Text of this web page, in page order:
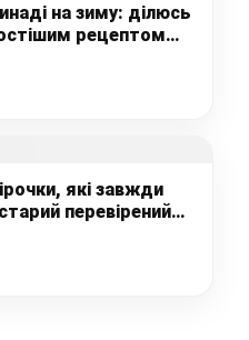
на зиму: ділюсь
рецептом
обожнює моя сім’я
які завжди
перевірений